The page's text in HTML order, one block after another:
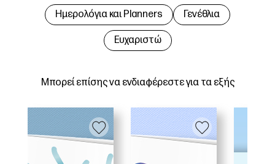
Μπορεί επίσης να ενδιαφέρεστε για τα εξής
Hμερολόγια και Planners Γενέθλια
Ευχαριστώ